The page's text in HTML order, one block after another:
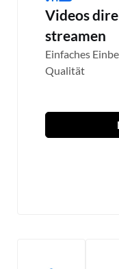
Videos
streamen
Einfaches
Qualität